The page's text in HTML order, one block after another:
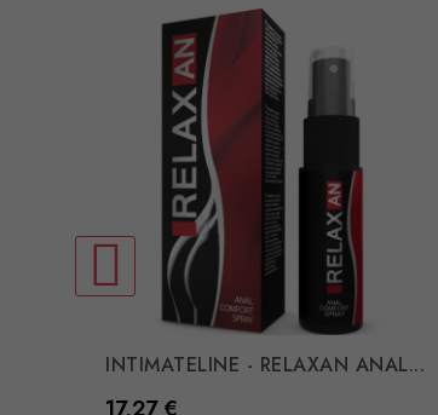
INTIMATELINE - RELAXAN ANAL...
Preço